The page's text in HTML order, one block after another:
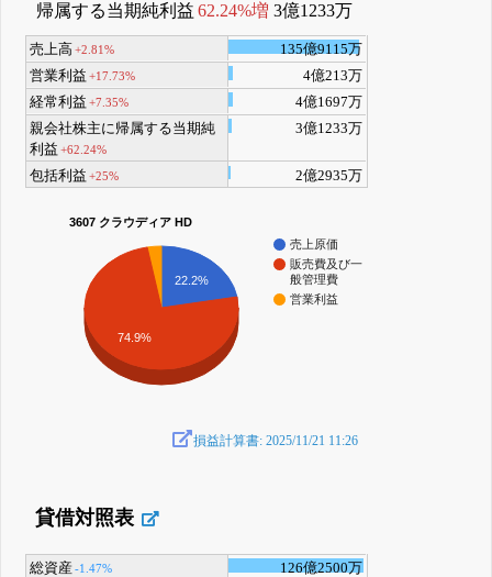
帰属する当期純利益 62.24%増 3億1233万
売上高 +2.81%
135億9115万
営業利益 +17.73%
4億213万
経常利益 +7.35%
4億1697万
親会社株主に帰属する当期純
利益 +62.24%
3億1233万
包括利益 +25% 2億2935万
3607 クラウディア HD
売上原価
販売費及び一
般管理費
営業利益
22.2%
74.9%
損益計算書: 2025/11/21 11:26
貸借対照表
総資産-1.47%
126億2500万